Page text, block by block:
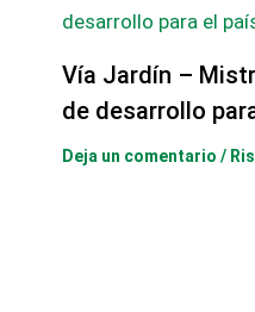
Vía Jardín –
de desarrollo
Deja un comentario /